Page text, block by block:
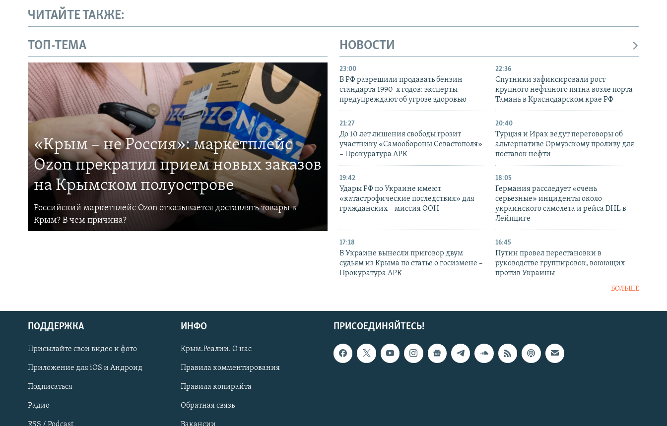
Українською
Qırımtatar
ПРИСОЕДИНЯЙТЕСЬ!
ЧИТАЙТЕ ТАКЖЕ:
ТОП-ТЕМА
«Крым – не Россия»: маркетплейс
Ozon прекратил прием новых заказов
на Крымском полуострове
Российский маркетплейс Ozon отказывается доставлять товары в
Крым? В чем причина?
НОВОСТИ
23:00
В РФ разрешили продавать бензин
стандарта 1990-х годов: эксперты
предупреждают об угрозе здоровью
22:36
Спутники зафиксировали рост
крупного нефтяного пятна возле порта
Тамань в Краснодарском крае РФ
21:27
До 10 лет лишения свободы грозит
участнику «Самообороны Севастополя»
– Прокуратура АРК
20:40
Турция и Ирак ведут переговоры об
альтернативе Ормузскому проливу для
поставок нефти
19:42
Удары РФ по Украине имеют
«катастрофические последствия» для
гражданских – миссия ООН
18:05
Германия расследует «очень
серьезные» инциденты около
украинского самолета и рейса DHL в
Лейпциге
17:18
В Украине вынесли приговор двум
судьям из Крыма по статье о госизмене –
Прокуратура АРК
16:45
Путин провел перестановки в
руководстве группировок, воюющих
против Украины
БОЛЬШЕ
ПРИСОЕДИНЯЙТЕСЬ!
ПОДДЕРЖКА
Присылайте свои видео и фото
Приложение для iOS и Андроид
Подписаться
Радио
ИНФО
Крым.Реалии. О нас
Правила комментирования
Правила копирайта
Обратная связь